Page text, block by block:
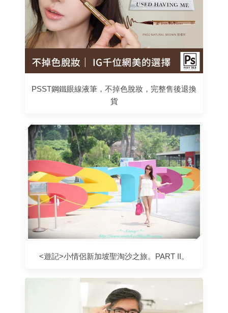
PSST鋼鐵眼線液筆，不掉色脫妝，完整售後退換
貨
<遊記>小情侶新加坡聖淘沙之旅。PART II。